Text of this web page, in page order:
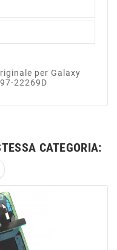
per Galaxy
22269D
CATEGORIA: